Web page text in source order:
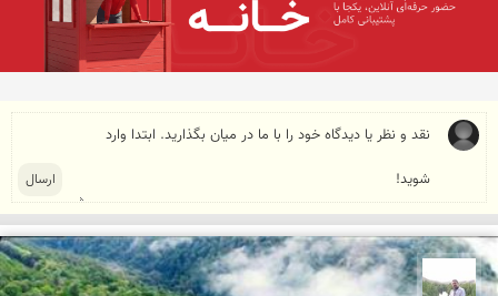
مهرداد زینلیان